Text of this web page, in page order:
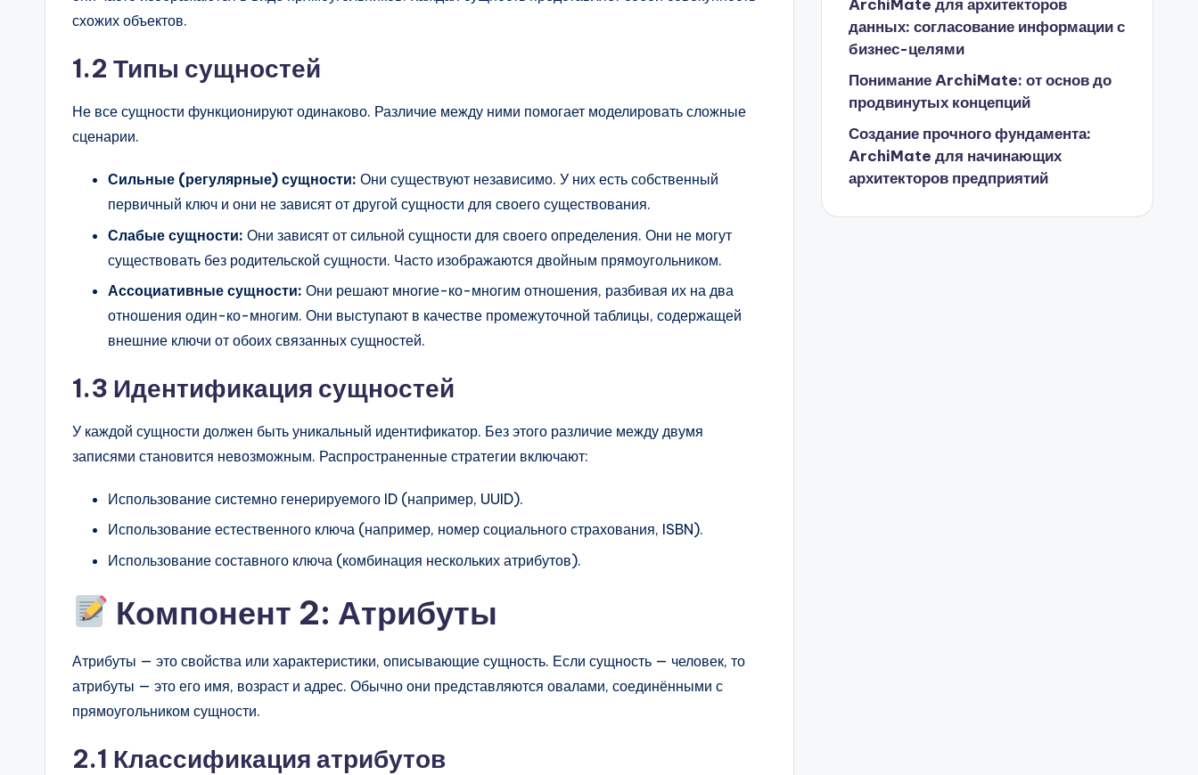
схожих объектов.
1.2 Типы сущностей
Не все сущности функционируют одинаково. Различие между ними помогает моделировать сложные
сценарии.
Сильные (регулярные) сущности: Они существуют независимо. У них есть собственный
первичный ключ и они не зависят от другой сущности для своего существования.
Слабые сущности: Они зависят от сильной сущности для своего определения. Они не могут
существовать без родительской сущности. Часто изображаются двойным прямоугольником.
Ассоциативные сущности: Они решают многие-ко-многим отношения, разбивая их на два
отношения один-ко-многим. Они выступают в качестве промежуточной таблицы, содержащей
внешние ключи от обоих связанных сущностей.
1.3 Идентификация сущностей
У каждой сущности должен быть уникальный идентификатор. Без этого различие между двумя
записями становится невозможным. Распространенные стратегии включают:
Использование системно генерируемого ID (например, UUID).
Использование естественного ключа (например, номер социального страхования, ISBN).
Использование составного ключа (комбинация нескольких атрибутов).
Компонент 2: Атрибуты
Атрибуты — это свойства или характеристики, описывающие сущность. Если сущность — человек, то
атрибуты — это его имя, возраст и адрес. Обычно они представляются овалами, соединёнными с
прямоугольником сущности.
2.1 Классификация атрибутов
ArchiMate для архитекторов
данных: согласование информации с
бизнес-целями
Понимание ArchiMate: от основ до
продвинутых концепций
Создание прочного фундамента:
ArchiMate для начинающих
архитекторов предприятий